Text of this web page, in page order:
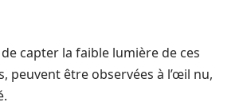
capter la faible lumière de ces
peuvent être observées à l’œil nu,